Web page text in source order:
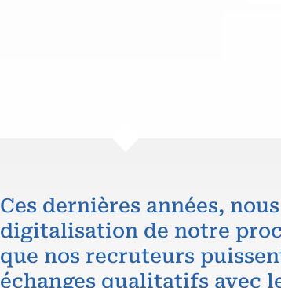
Ces dernières années,
digitalisation de notre
que nos recruteurs
échanges qualitatifs avec